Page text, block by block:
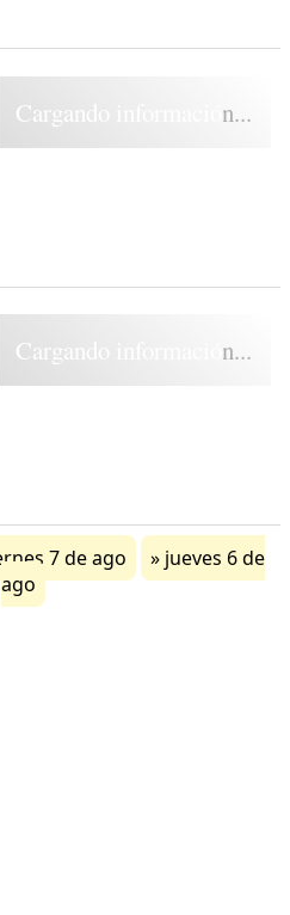
Cargando información...
Cargando información...
7 de ago
jueves 6 de
ago